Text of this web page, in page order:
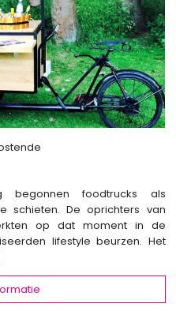
begonnen foodtrucks als
schieten. De oprichters van
op dat moment in de
lifestyle beurzen. Het